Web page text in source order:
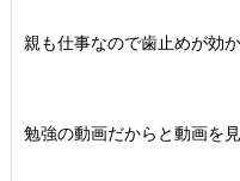
親も仕事なので歯止めが効
勉強の動画だからと動画を見